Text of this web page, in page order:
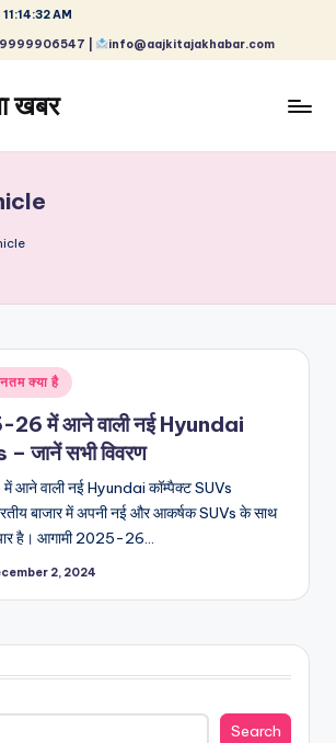
11:14:33 AM
| info@aajkitajakhabar.com
खबर
क्या है
26 में आने वाली नई Hyundai
– जानें सभी विवरण
आने वाली नई Hyundai कॉम्पैक्ट SUVs
बाजार में अपनी नई और आकर्षक SUVs के साथ
है। आगामी 2025-26…
2, 2024
Search